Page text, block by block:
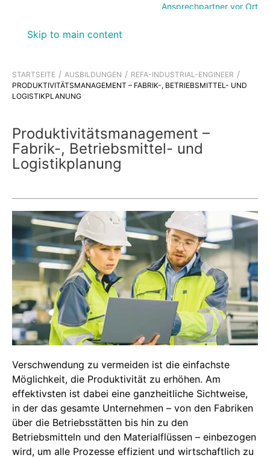
Skip to main content
Ansprechpartner vor Ort
STARTSEITE AUSBILDUNGEN
REFA-INDUSTRIAL-ENGINEER
PRODUKTIVITÄTSMANAGEMENT – FABRIK-, BETRIEBSMITTEL- UND
LOGISTIKPLANUNG
Produktivitätsmanagement –
Fabrik-, Betriebsmittel- und
Logistikplanung
Verschwendung zu vermeiden ist die einfachste
Möglichkeit, die Produktivität zu erhöhen. Am
effektivsten ist dabei eine ganzheitliche Sichtweise,
in der das gesamte Unternehmen – von den Fabriken
über die Betriebsstätten bis hin zu den
Betriebsmitteln und den Materialflüssen – einbezogen
wird, um alle Prozesse effizient und wirtschaftlich zu